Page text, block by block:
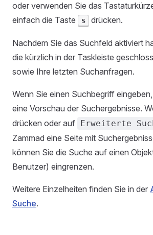
oder verwenden Sie das
einfach die Taste
s drücken.
Nachdem Sie das Suchfeld aktiviert
die kürzlich in der Taskleiste
sowie Ihre letzten Suchanfragen.
Wenn Sie einen Suchbegriff
eine Vorschau der Suchergebnisse.
drücken oder auf Erweiterte
Zammad eine Seite mit
können Sie die Suche auf einen
Benutzer) eingrenzen.
Weitere Einzelheiten finden Sie in der
Suche.